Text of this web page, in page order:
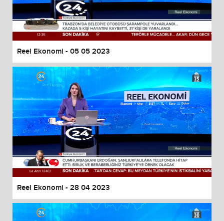
Reel Ekonomi - 05 05 2023
Reel Ekonomi - 28 04 2023